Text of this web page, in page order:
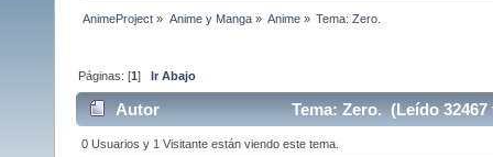
AnimeProject » Anime y Manga» Anime» Tema:Zero.
Páginas: [1]Ir Abajo
Autor Tema: Zero. (Leído 32467
0 Usuarios y 1 Visitante están viendo este tema.